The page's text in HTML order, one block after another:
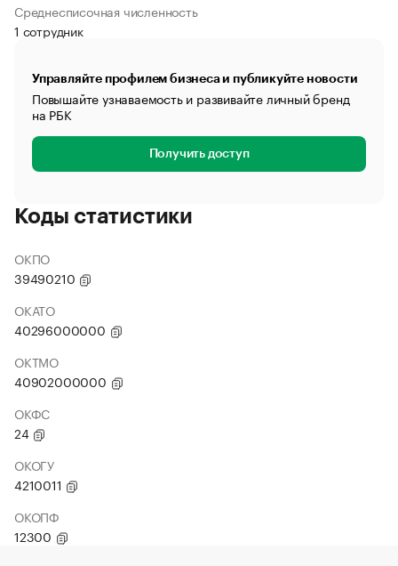
Среднесписочная численность
1 сотрудник
Управляйте профилем бизнеса и публикуйте новости
Повышайте узнаваемость и развивайте личный бренд
на РБК
Получить доступ
Коды статистики
ОКПО
39490210
ОКАТО
40296000000
ОКТМО
40902000000
ОКФС
24
ОКОГУ
4210011
ОКОПФ
12300